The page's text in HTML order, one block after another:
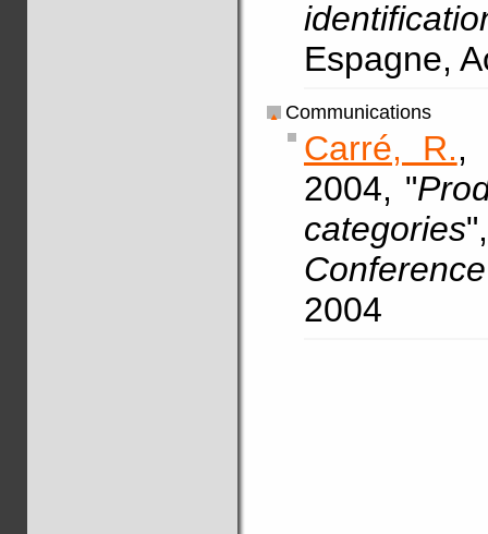
Espagne,
Communications
Carré, R.,
2004, "
categories
Conference
2004